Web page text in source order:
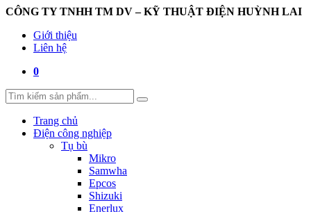
CÔNG TY TNHH TM DV – KỸ THUẬT ĐIỆN HUỲNH LAI
Giới thiệu
Liên hệ
0
Trang chủ
Điện công nghiệp
Tụ bù
Mikro
Samwha
Epcos
Shizuki
Enerlux